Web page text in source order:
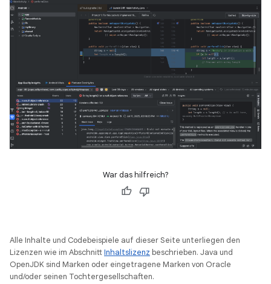
War das hilfreich?
Alle Inhalte und Codebeispiele auf dieser Seite unterliegen den
Lizenzen wie im AbschnittInhaltslizenz beschrieben. Java und
OpenJDK sind Marken oder eingetragene Marken von Oracle
und/oder seinen Tochtergesellschaften.